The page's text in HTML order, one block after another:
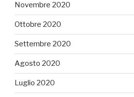
Novembre 2020
Ottobre 2020
Settembre 2020
Agosto 2020
Luglio 2020